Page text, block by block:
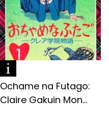
Ochame na Futago:
Claire Gakuin Mon...